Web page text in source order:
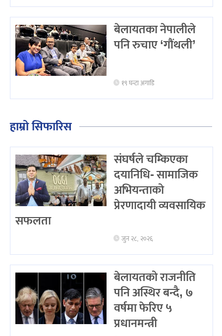
बेलायतका नेपालीले
पनि रुचाए ‘गौंथली’
१९ घन्टा अगाडि
हाम्रो सिफारिस
संघर्षले चम्किएका
दयानिधि- सामाजिक
अभियन्ताको
प्रेरणादायी व्यवसायिक
सफलता
जुन २८, २०२६
बेलायतको राजनीति
पनि अस्थिर बन्दै, ७
वर्षमा फेरिए ५
प्रधानमन्त्री